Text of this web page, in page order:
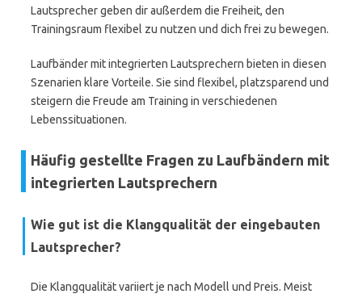
Lautsprecher geben dir außerdem die Freiheit, den
Trainingsraum flexibel zu nutzen und dich frei zu bewegen.
Laufbänder mit integrierten Lautsprechern bieten in diesen
Szenarien klare Vorteile. Sie sind flexibel, platzsparend und
steigern die Freude am Training in verschiedenen
Lebenssituationen.
Häufig gestellte Fragen zu Laufbändern mit
integrierten Lautsprechern
Wie gut ist die Klangqualität der eingebauten
Lautsprecher?
Die Klangqualität variiert je nach Modell und Preis. Meist